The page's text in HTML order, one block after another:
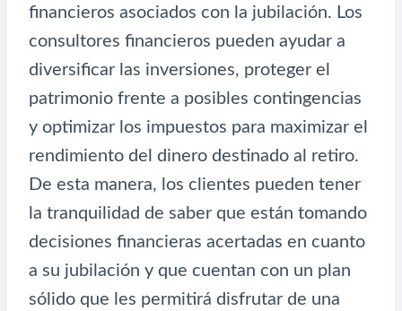
financieros asociados con la jubilación. Los
consultores financieros pueden ayudar a
diversificar las inversiones, proteger el
patrimonio frente a posibles contingencias
y optimizar los impuestos para maximizar el
rendimiento del dinero destinado al retiro.
De esta manera, los clientes pueden tener
la tranquilidad de saber que están tomando
decisiones financieras acertadas en cuanto
a su jubilación y que cuentan con un plan
sólido que les permitirá disfrutar de una